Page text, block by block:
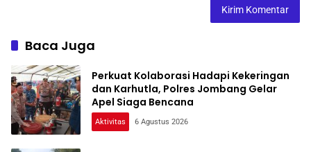
Baca Juga
Perkuat Kolaborasi Hadapi Kekeringan
dan Karhutla, Polres Jombang Gelar
Apel Siaga Bencana
Aktivitas 6 Agustus 2026